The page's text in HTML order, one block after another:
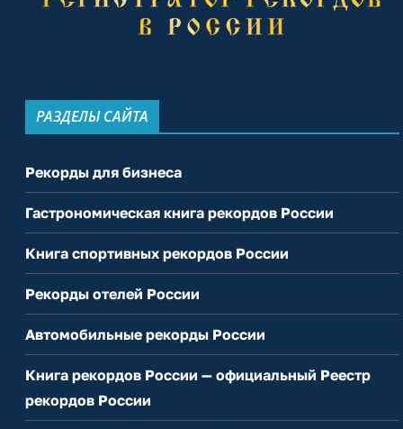
РАЗДЕЛЫ САЙТА
Рекорды для бизнеса
Гастрономическая книга рекордов России
Книга спортивных рекордов России
Рекорды отелей России
Автомобильные рекорды России
Книга рекордов России — официальный Реестр
рекордов России